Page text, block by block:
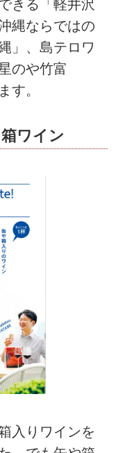
きる「軽井沢
縄ならではの
」、島テロワ
のや竹富
す。
ワイン
入りワインを